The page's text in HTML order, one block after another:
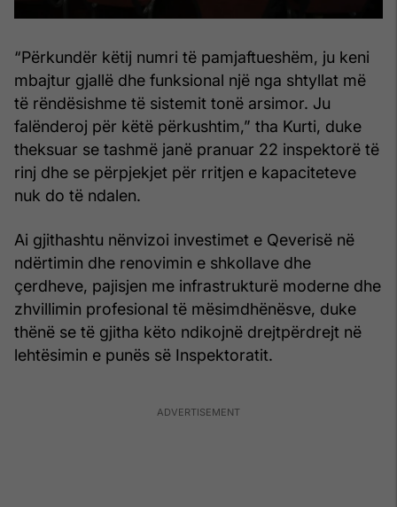
“Përkundër këtij numri të pamjaftueshëm, ju keni
mbajtur gjallë dhe funksional një nga shtyllat më
të rëndësishme të sistemit tonë arsimor. Ju
falënderoj për këtë përkushtim,” tha Kurti, duke
theksuar se tashmë janë pranuar 22 inspektorë të
rinj dhe se përpjekjet për rritjen e kapaciteteve
nuk do të ndalen.
Ai gjithashtu nënvizoi investimet e Qeverisë në
ndërtimin dhe renovimin e shkollave dhe
çerdheve, pajisjen me infrastrukturë moderne dhe
zhvillimin profesional të mësimdhënësve, duke
thënë se të gjitha këto ndikojnë drejtpërdrejt në
lehtësimin e punës së Inspektoratit.